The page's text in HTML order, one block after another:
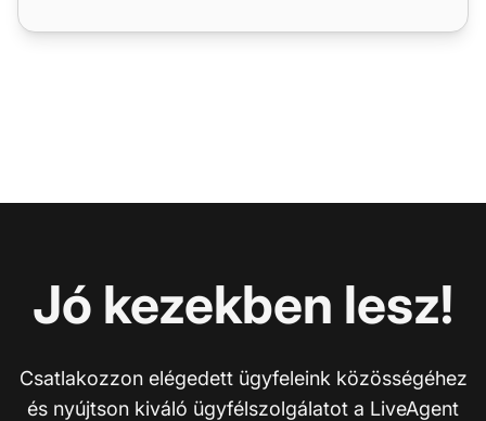
Jó kezekben lesz!
Csatlakozzon elégedett ügyfeleink közösségéhez
és nyújtson kiváló ügyfélszolgálatot a LiveAgent